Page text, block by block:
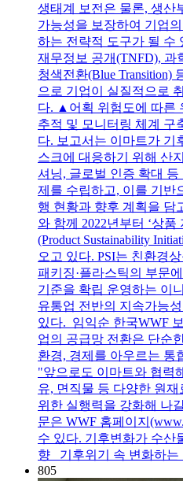
생태계 보전은 물론, 생산
가능성을 보장하여 기업
하는 전략적 도구가 될 수
재무정보 공개(TNFD), 과
청색전환(Blue Transition)
으로 기업이 실질적으로
다. ▲어획 위험도에 따른
추적 및 모니터링 체계 구
다. 보고서는 이마트가 기
스크에 대응하기 위해 산
셔닝, 글로벌 인증 확대
제를 수립하고, 이를 기반
행 현황과 향후 계획을 담
와 함께 2022년부터 ‘상
(Product Sustainability
오고 있다. PSI는 친환경
패키징·플라스틱의 부문
기준을 확립 운영하는 이
유통업 전반의 지속가능
있다. 임익순 한국WWF
업의 공급망 전환은 단순
환경, 경제를 아우르는 통
"앞으로도 이마트와 협력
유, 면직물 등 다양한 원
위한 실행력을 강화해 나
문은 WWF 홈페이지
수 있다. 기후변화가 수산
향 기후위기 속 변화하는
805